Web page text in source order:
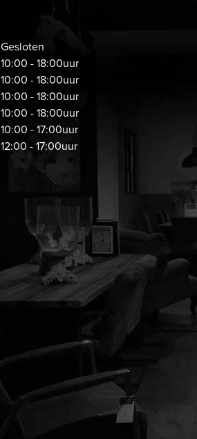
Gesloten
10:00 - 18:00uur
10:00 - 18:00uur
10:00 - 18:00uur
10:00 - 18:00uur
10:00 - 17:00uur
12:00 - 17:00uur